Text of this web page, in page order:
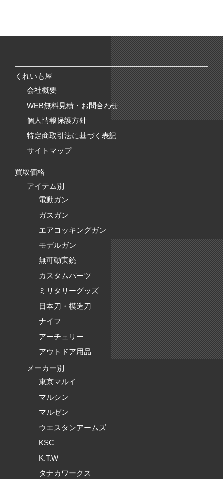
くれいも屋
会社概要
WEB無料見積・お問合わせ
個人情報保護方針
特定商取引法に基づく表記
サイトマップ
買取価格
アイテム別
電動ガン
ガスガン
エアコッキングガン
モデルガン
無可動実銃
カスタムパーツ
ミリタリーグッズ
日本刀・模造刀
ナイフ
アーチェリー
アウトドア用品
メーカー別
東京マルイ
マルシン
マルゼン
ウエスタンアームズ
KSC
K.T.W
タナカワークス